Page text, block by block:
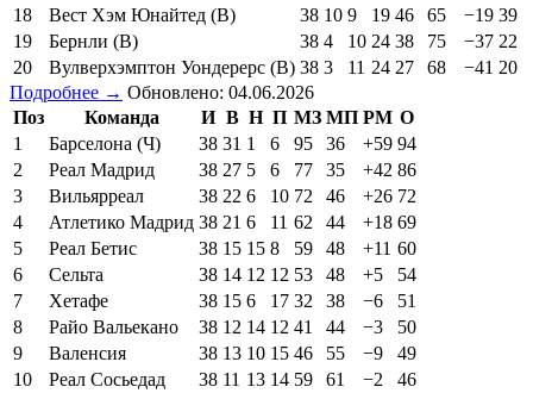
18
Вест Хэм Юнайтед (В) 38 10 9 19 46 65 −19 39
19
Бернли (В) 38 4 10 24 38 75 −37 22
20
Вулверхэмптон Уондерерс (В) 38 3 11 24 27 68 −41 20
Подробнее → Обновлено: 04.06.2026
Поз
Команда И В Н П МЗ МП РМ О
1
Барселона (Ч) 38 31 1 6 95 36 +59 94
2
Реал Мадрид 38 27 5 6 77 35 +42 86
3
Вильярреал 38 22 6 10 72 46 +26 72
4
Атлетико Мадрид 38 21 6 11 62 44 +18 69
5
Реал Бетис 38 15 15 8 59 48 +11 60
6
Сельта 38 14 12 12 53 48 +5
54
7
Хетафе 38 15 6 17 32 38 −6
51
8
Райо Вальекано 38 12 14 12 41 44 −3
50
9
Валенсия 38 13 10 15 46 55 −9
49
10
Реал Сосьедад 38 11 13 14 59 61 −2
46